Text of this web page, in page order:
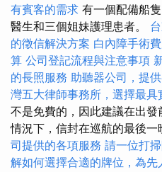
有賓客的需求 有一個配備船
醫生和三個姐妹護理患者。
的徵信解決方案 白內障手術
算 公司登記流程與注意事項
的長照服務 助聽器公司，提
灣五大律師事務所，選擇最具
不是免費的，因此建議在出
情況下，信封在巡航的最後一
司提供的各項服務 請一位打
解如何選擇合適的牌位，為先